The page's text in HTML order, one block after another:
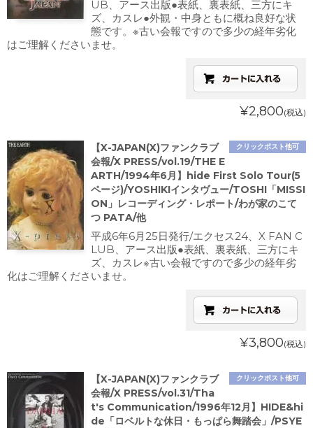
UB、アース出版●表紙、裏表紙、三方にキ
ズ、カスレ●外観・中身ともに概ね良好な状
態です。※古い会報ですので多少の経年劣化
はご理解くださいませ。
¥2,800(税込)
クリックポスト他可
【X-JAPAN(X)ファンクラブ
会報/X PRESS/vol.19/THE E
ARTH/1994年6月】hide First Solo Tour(5
ページ)/YOSHIKIインタヴュー/TOSHI「MISSI
ON」レコーディング・レポート/わが家のこて
つ PATA/他
平成6年6月25日発行/エクセス24、X FAN C
LUB、アース出版●表紙、裏表紙、三方にキ
ズ、カスレ※古い会報ですので多少の経年劣
化はご理解くださいませ。
¥3,800(税込)
クリックポスト他可
【X-JAPAN(X)ファンクラブ
会報/X PRESS/vol.31/Tha
t's Communication/1996年12月】HIDE&hi
de「ロベルトな休日・もっぱら舞踏会」/PSYE